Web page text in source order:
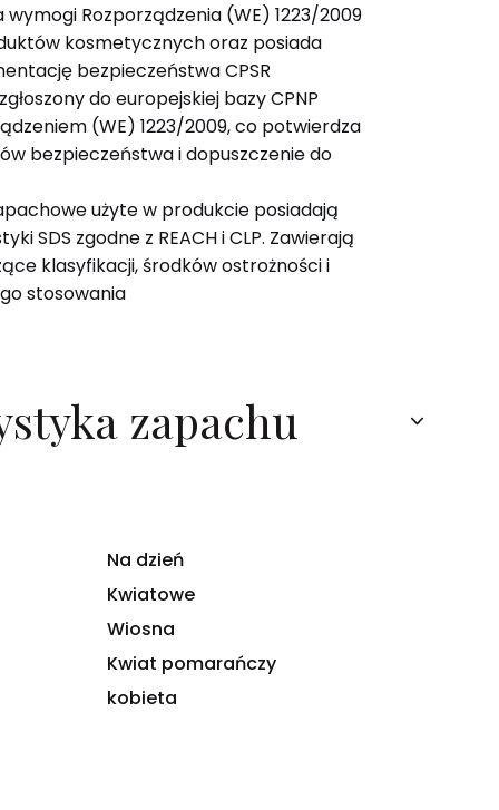
wymogi Rozporządzenia (WE) 1223/2009
kosmetycznych oraz posiada
bezpieczeństwa CPSR
do europejskiej bazy CPNP
(WE) 1223/2009, co potwierdza
bezpieczeństwa i dopuszczenie do
użyte w produkcie posiadają
SDS zgodne z REACH i CLP. Zawierają
klasyfikacji, środków ostrożności i
stosowania
zapachu
Na dzień
Kwiatowe
Wiosna
Kwiat pomarańczy
kobieta